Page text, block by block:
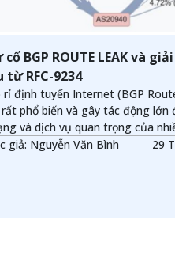
cố BGP ROUTE LEAK và
từ RFC-9234
rỉ định tuyến Internet (BGP
phổ biến và gây tác động lớn
và dịch vụ quan trọng của
nghiệp. Một số giải pháp và
Tác giả: Nguyễn Văn Bình